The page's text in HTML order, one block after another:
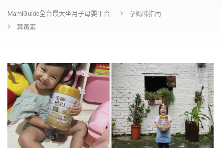
MamiGuide全台最大坐月子母嬰平台
孕媽咪指南
葉黃素